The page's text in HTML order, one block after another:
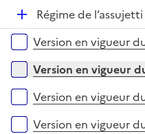
r
e
r
D
é
p
e
Régime de
Versions sur la période
Version en vigueur
Version en vigueur
Version en vigueur
Version en vigueur